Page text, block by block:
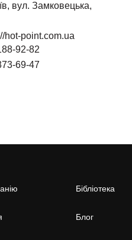
вул. Замковецька,
hot-point.com.ua
92-82
69-47
Бібліотека
Блог